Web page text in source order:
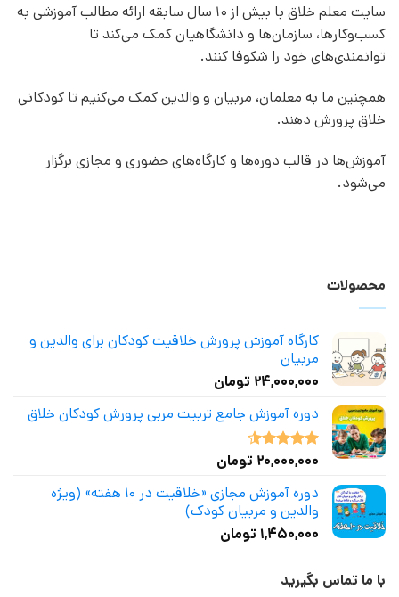
سایت معلم خلاق با بیش از 10 سال سابقه ارائه مطالب آموزشی به
کسب‌وکارها، سازمان‌ها و دانشگاهیان کمک می‌کند تا
توانمندی‌های خود را شکوفا کنند.
همچنین ما به معلمان، مربیان و والدین کمک می‌کنیم تا کودکانی
خلاق پرورش دهند.
آموزش‌ها در قالب دوره‌ها و کارگاه‌های حضوری و مجازی برگزار
می‌شود.
محصولات
کارگاه آموزش پرورش خلاقیت کودکان برای والدین و
مربیان
۲۴,۰۰۰,۰۰۰ تومان
دوره آموزش جامع تربیت مربی پرورش کودکان خلاق
نمره4.50
۲۰,۰۰۰,۰۰۰ تومان
دوره آموزش مجازی «خلاقیت در ۱۰ هفته» (ویژه
والدین و مربیان کودک)
۱,۴۵۰,۰۰۰ تومان
با ما تماس بگیرید